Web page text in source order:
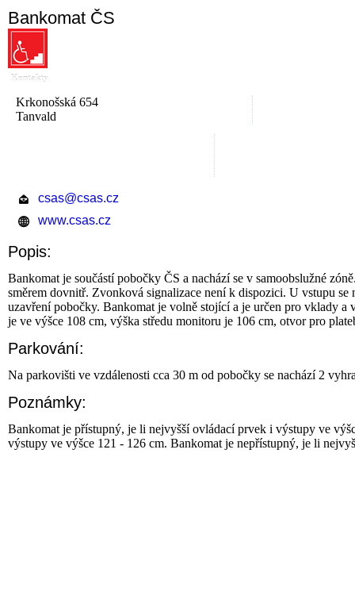
Bankomat ČS
Kontakty
Krkonošská 654
Tanvald
csas@csas.cz
www.csas.cz
Popis:
Bankomat je součástí pobočky ČS a nachází se v samoobslužné
směrem dovnitř. Zvonková signalizace není k dispozici. U vstupu
uzavření pobočky. Bankomat je volně stojící a je určen pro vklady
je ve výšce 108 cm, výška středu monitoru je 106 cm, otvor pro
Parkování:
Na parkovišti ve vzdálenosti cca 30 m od pobočky se nachází 2
Poznámky:
Bankomat je přístupný, je li nejvyšší ovládací prvek i výstupy ve
výstupy ve výšce 121 - 126 cm. Bankomat je nepřístupný, je li